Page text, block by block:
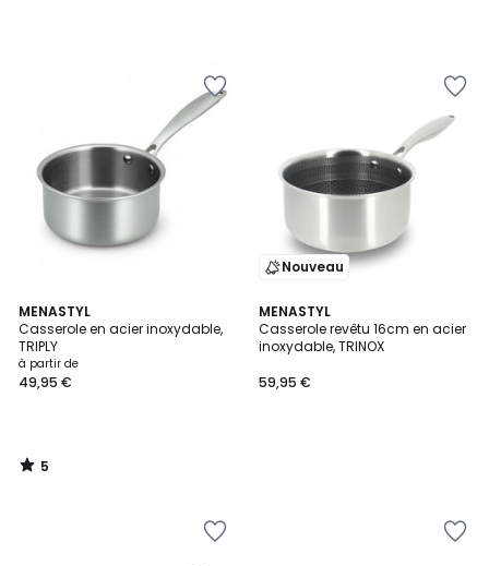
MENASTYL
Casserole en acier inoxydable,
TRIPLY
à partir de
49,95 €
5
/
5
5
/
Nouveau
MENASTYL
Casserole revêtu 16cm en acier
inoxydable, TRINOX
59,95 €